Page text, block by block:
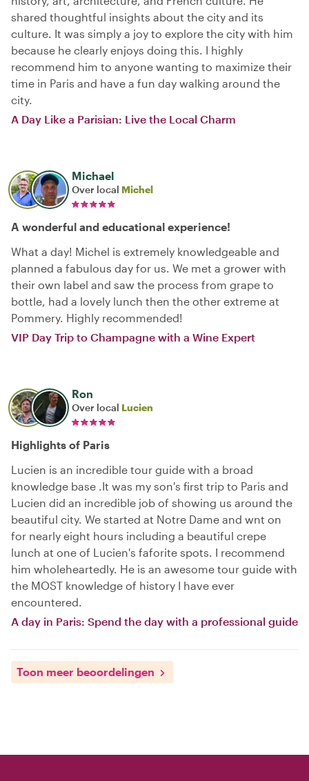
shared thoughtful insights about the city and its
culture. It was simply a joy to explore the city with him
because he clearly enjoys doing this. I highly
recommend him to anyone wanting to maximize their
time in Paris and have a fun day walking around the
city.
A Day Like a Parisian: Live the Local Charm
Michael
Over local Michel
A wonderful and educational experience!
What a day! Michel is extremely knowledgeable and
planned a fabulous day for us. We met a grower with
their own label and saw the process from grape to
bottle, had a lovely lunch then the other extreme at
Pommery. Highly recommended!
VIP Day Trip to Champagne with a Wine Expert
Ron
Over local Lucien
Highlights of Paris
Lucien is an incredible tour guide with a broad
knowledge base .It was my son's first trip to Paris and
Lucien did an incredible job of showing us around the
beautiful city. We started at Notre Dame and wnt on
for nearly eight hours including a beautiful crepe
lunch at one of Lucien's faforite spots. I recommend
him wholeheartedly. He is an awesome tour guide with
the MOST knowledge of history I have ever
encountered.
A day in Paris: Spend the day with a professional guide
Toon meer beoordelingen